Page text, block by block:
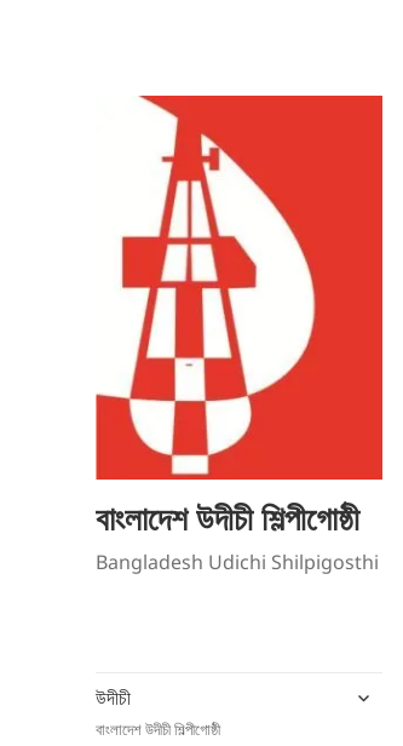
বাংলাদেশ উদীচী শিল্পীগোষ্ঠী
Bangladesh Udichi Shilpigosthi
উদীচী
বাংলাদেশ উদীচী শিল্পীগোষ্ঠী
expand